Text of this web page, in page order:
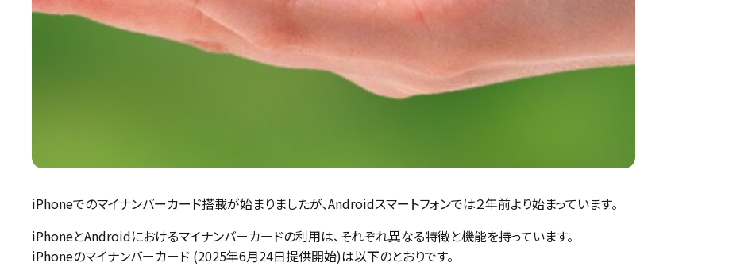
iPhoneでのマイナンバーカード搭載が始まりましたが、Androidスマートフォンでは２年前より始まっています。
iPhoneとAndroidにおけるマイナンバーカードの利用は、それぞれ異なる特徴と機能を持っています。
iPhoneのマイナンバーカード (2025年6月24日提供開始)は以下のとおりです。